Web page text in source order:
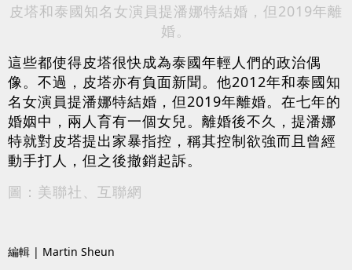
皮塔和泰國知名女演員提潘娜特結婚，但2019年離
婚。
這些都使得皮塔很快成為泰國年輕人們的政治偶
像。不過，皮塔亦有負面新聞。他2012年和泰國知
名女演員提潘娜特結婚，但2019年離婚。在七年的
婚姻中，兩人育有一個女兒。離婚後不久，提潘娜
特就對皮塔提出家暴指控，稱其控制欲強而且曾經
動手打人，但之後撤銷起訴。
圖：美聯社、互聯網
編輯 | Martin Sheun